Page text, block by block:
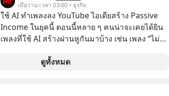
ลืมกด Follow ติดตาม PodCast ช่อง Geek
Forever’s Podcast ของผมกันด้วยนะครับ 🎧 ฟัง
ผ่าน Spotify : https://bit.ly/4g4SW17 🎧 ฟังผ่าน
Apple Podcast : https://bit.ly/4cw7rdh 🎧 ฟัง
ผ่าน Youtube : https://youtu.be/Jj3neoUL72g
เมื่อวาน เวลา 03:00 • ธุรกิจ
ใช้ AI ทำเพลงลง YouTube ไอเดียสร้าง Passive
Income ในยุคนี้ ตอนนี้หลาย ๆ คนน่าจะเคยได้ยิน
เพลงที่ใช้ AI สร้างผ่านหูกันมาบ้าง เช่น เพลง “ไม่มี
ตอนนี้มียอดรับชมกว่า 26 ล้านครั้งแล้ว
ดูทั้งหมด